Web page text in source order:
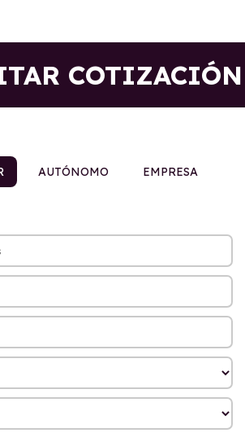
COTIZACIÓN
AUTÓNOMO EMPRESA